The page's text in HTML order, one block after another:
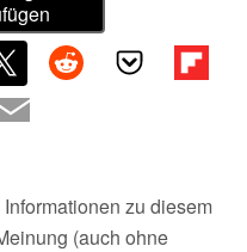
zu diesem
(auch ohne